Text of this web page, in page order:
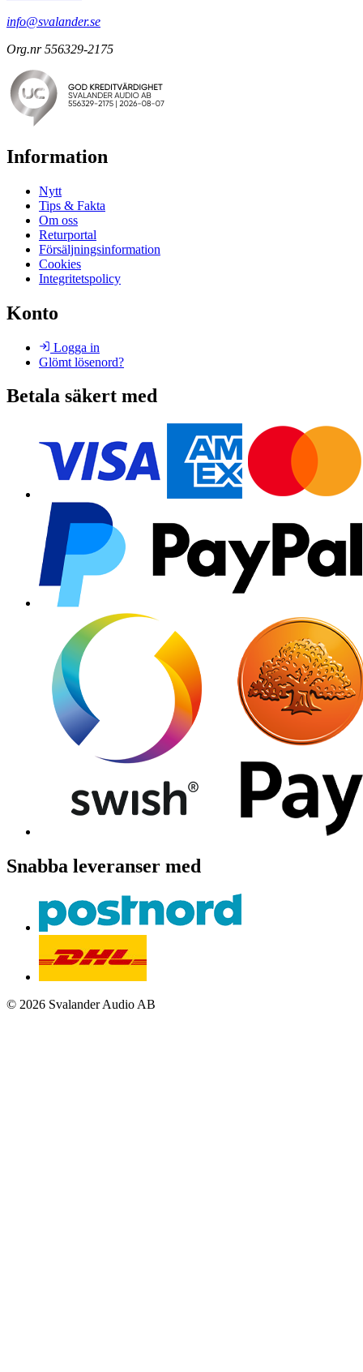
info@svalander.se
Org.nr 556329-2175
Information
Nytt
Tips & Fakta
Om oss
Returportal
Försäljningsinformation
Cookies
Integritetspolicy
Konto
Logga in
Glömt lösenord?
Betala säkert med
Snabba leveranser med
© 2026 Svalander Audio AB